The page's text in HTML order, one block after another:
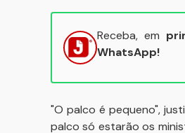
Receba, em
WhatsApp!
"O palco é pequeno",
palco só estarão os